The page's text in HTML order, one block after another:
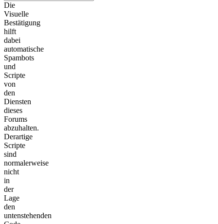
Die
Visuelle
Bestätigung
hilft
dabei
automatische
Spambots
und
Scripte
von
den
Diensten
dieses
Forums
abzuhalten.
Derartige
Scripte
sind
normalerweise
nicht
in
der
Lage
den
untenstehenden